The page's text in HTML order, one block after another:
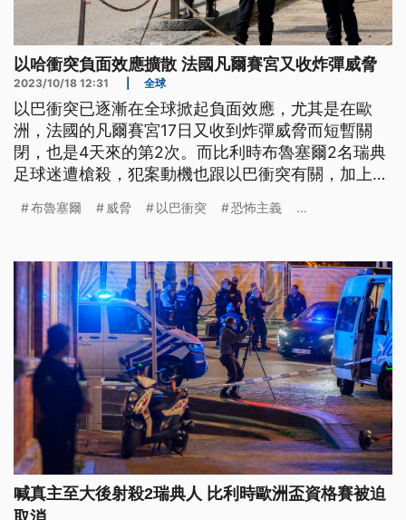
以哈衝突負面效應擴散 法國凡爾賽宮又收炸彈威脅
2023/10/18 12:31 全球
以巴衝突已逐漸在全球掀起負面效應，尤其是在歐
洲，法國的凡爾賽宮17日又收到炸彈威脅而短暫關
閉，也是4天來的第2次。而比利時布魯塞爾2名瑞典
足球迷遭槍殺，犯案動機也跟以巴衝突有關，加上瑞
怒火。
布魯塞爾 威脅 以巴衝突 恐怖主義 ...
喊真主至大後射殺2瑞典人 比利時歐洲盃資格賽被迫